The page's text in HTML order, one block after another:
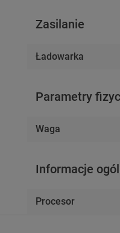
Zasilanie
Ładowarka
Parametry
Waga
Informacje
Procesor